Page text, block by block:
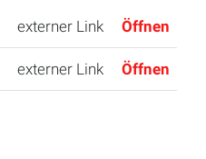
externer Link Öffnen
externer Link Öffnen